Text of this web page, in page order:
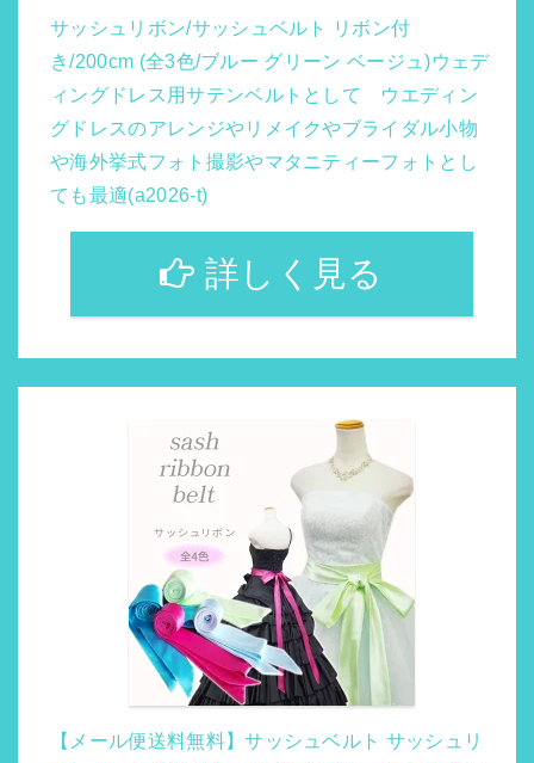
サッシュリボン/サッシュベルト リボン付
き/200cm (全3色/ブルー グリーン ベージュ)ウェデ
ィングドレス用サテンベルトとして ウエディン
グドレスのアレンジやリメイクやブライダル小物
や海外挙式フォト撮影やマタニティーフォトとし
ても最適(a2026-t)
詳しく見る
【メール便送料無料】サッシュベルト サッシュリ